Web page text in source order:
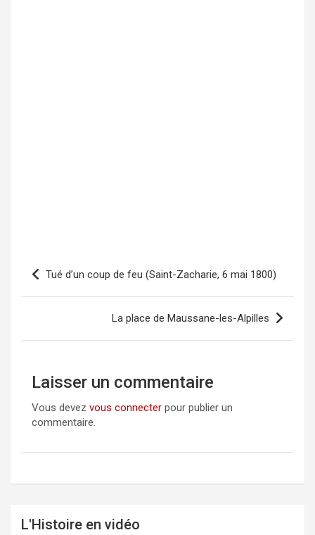
Navigation
de
Tué d’un coup de feu (Saint-Zacharie, 6 mai 1800)
La place de Maussane-les-Alpilles
Laisser un commentaire
Vous devez vous connecter pour publier un
commentaire.
L'Histoire en vidéo